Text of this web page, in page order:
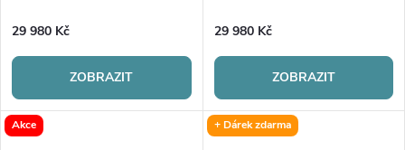
29 980 Kč
ZOBRAZIT
29 980 Kč
ZOBRAZIT
Akce + Dárek zdarma